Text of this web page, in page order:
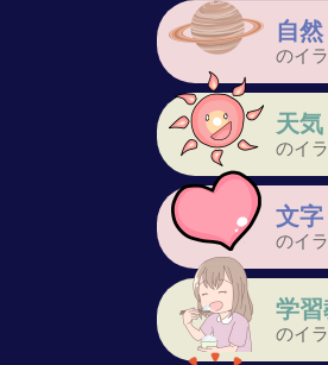
自
のイ
天
のイ
文
のイ
学
のイ